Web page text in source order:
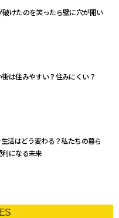
けたのを笑ったら壁に穴が開い
は住みやすい？住みにくい？
活はどう変わる？私たちの暮ら
になる未来